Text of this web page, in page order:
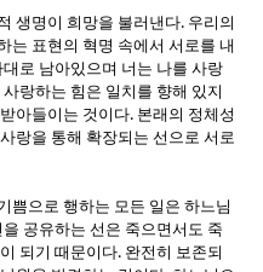
생명이 희망을 불러낸다. 우리의
는 표현의 혁명 속에서 서로를 내
로 남아있으며 너는 나를 사랑
사랑하는 힘은 일치를 향해 있지
아들이는 것이다. 본래의 정체성
랑을 통해 확장되는 선으로 서로
쁨으로 행하는 모든 일은 하느님
공유하는 선은 죽으면서도 죽
이 되기 때문이다. 완전히 보존되